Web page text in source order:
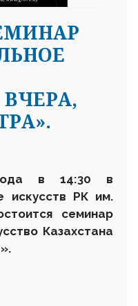
в 14:30 в
искусств РК им.
семинар
Казахстана
.